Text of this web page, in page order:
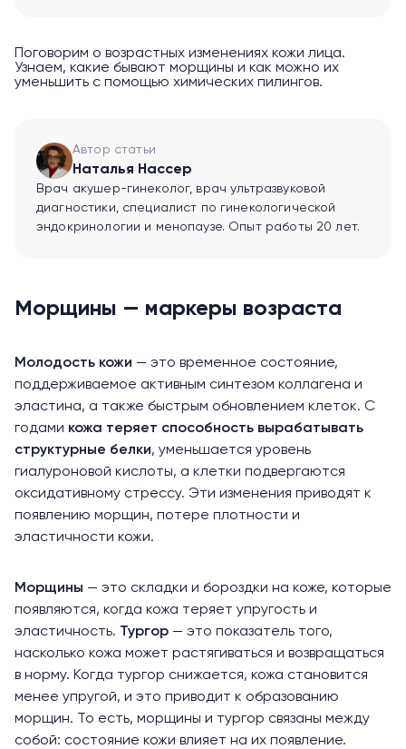
Поговорим о возрастных изменениях кожи лица.
Узнаем, какие бывают морщины и как можно их
уменьшить с помощью химических пилингов.
Автор статьи
Наталья Нассер
Врач акушер-гинеколог, врач ультразвуковой
диагностики, специалист по гинекологической
эндокринологии и менопаузе. Опыт работы 20 лет.
Морщины — маркеры возраста
Молодость кожи — это временное состояние,
поддерживаемое активным синтезом коллагена и
эластина, а также быстрым обновлением клеток. С
годами кожа теряет способность вырабатывать
структурные белки, уменьшается уровень
гиалуроновой кислоты, а клетки подвергаются
оксидативному стрессу. Эти изменения приводят к
появлению морщин, потере плотности и
эластичности кожи.
Морщины — это складки и бороздки на коже, которые
появляются, когда кожа теряет упругость и
эластичность. Тургор — это показатель того,
насколько кожа может растягиваться и возвращаться
в норму. Когда тургор снижается, кожа становится
менее упругой, и это приводит к образованию
морщин. То есть, морщины и тургор связаны между
собой: состояние кожи влияет на их появление.